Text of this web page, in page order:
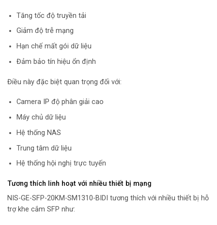
Tăng tốc độ truyền tải
Giảm độ trễ mạng
Hạn chế mất gói dữ liệu
Đảm bảo tín hiệu ổn định
Điều này đặc biệt quan trọng đối với:
Camera IP độ phân giải cao
Máy chủ dữ liệu
Hệ thống NAS
Trung tâm dữ liệu
Hệ thống hội nghị trực tuyến
Tương thích linh hoạt với nhiều thiết bị mạng
NIS-GE-SFP-20KM-SM1310-BIDI tương thích với nhiều thiết bị hỗ
trợ khe cắm SFP như: